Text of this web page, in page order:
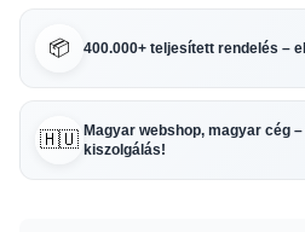
📦 400.000+ teljesített rendelés –
🇭🇺 Magyar webshop, magyar cég
kiszolgálás!